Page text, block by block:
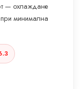
— охлаждане
при минимална